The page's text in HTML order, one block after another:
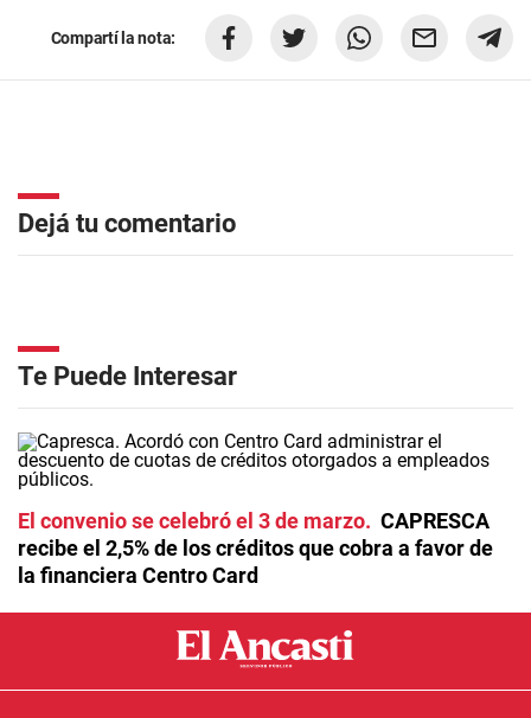
Compartí la nota:
Dejá tu comentario
Te Puede Interesar
El convenio se celebró el 3 de marzo
CAPRESCA
recibe el 2,5% de los créditos que cobra a favor de
la financiera Centro Card